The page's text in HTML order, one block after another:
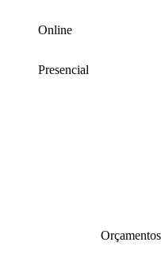
Online
Presencial